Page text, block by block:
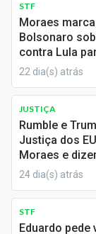
Mercados
Economia
Empresas
Política
Especiais
Internacional
STF
Moraes
Bolsonaro
contra Lula
22 dia(s) atrás
JUSTIÇA
Rumble e
Justiça dos
Moraes e
24 dia(s) atrás
STF
Eduardo pede